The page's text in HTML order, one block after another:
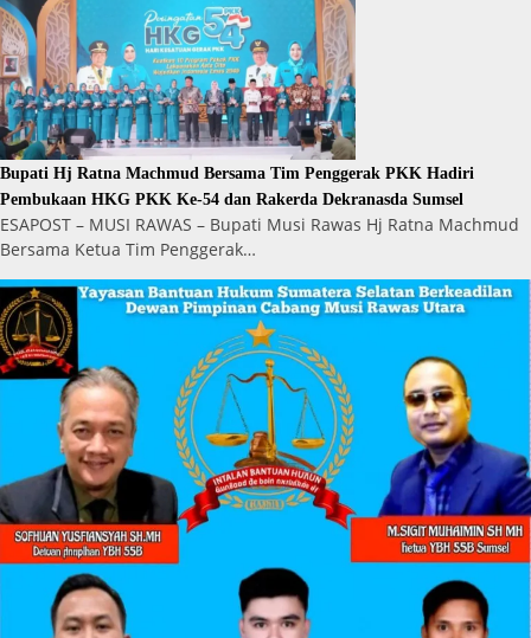
Bupati Hj Ratna Machmud Bersama Tim Penggerak PKK Hadiri
Pembukaan HKG PKK Ke-54 dan Rakerda Dekranasda Sumsel
ESAPOST – MUSI RAWAS – Bupati Musi Rawas Hj Ratna Machmud
Bersama Ketua Tim Penggerak…